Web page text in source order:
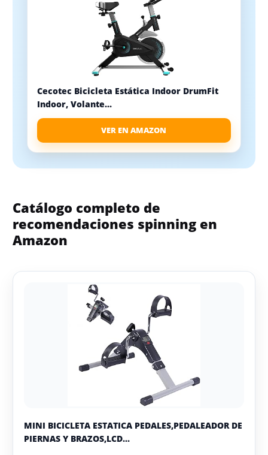
Cecotec Bicicleta Estática Indoor DrumFit
Indoor, Volante...
VER EN AMAZON
Catálogo completo de
recomendaciones spinning en
Amazon
MINI BICICLETA ESTATICA PEDALES,PEDALEADOR DE
PIERNAS Y BRAZOS,LCD...